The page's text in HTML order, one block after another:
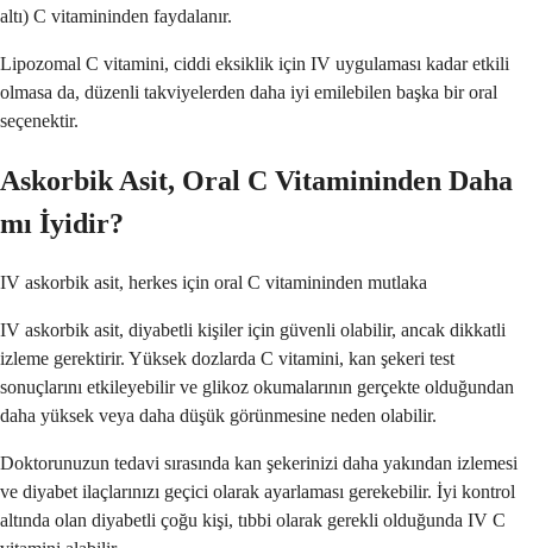
altı) C vitamininden faydalanır.
Lipozomal C vitamini, ciddi eksiklik için IV uygulaması kadar etkili
olmasa da, düzenli takviyelerden daha iyi emilebilen başka bir oral
seçenektir.
Askorbik Asit, Oral C Vitamininden Daha
mı İyidir?
IV askorbik asit, herkes için oral C vitamininden mutlaka
IV askorbik asit, diyabetli kişiler için güvenli olabilir, ancak dikkatli
izleme gerektirir. Yüksek dozlarda C vitamini, kan şekeri test
sonuçlarını etkileyebilir ve glikoz okumalarının gerçekte olduğundan
daha yüksek veya daha düşük görünmesine neden olabilir.
Doktorunuzun tedavi sırasında kan şekerinizi daha yakından izlemesi
ve diyabet ilaçlarınızı geçici olarak ayarlaması gerekebilir. İyi kontrol
altında olan diyabetli çoğu kişi, tıbbi olarak gerekli olduğunda IV C